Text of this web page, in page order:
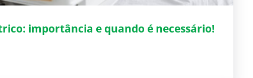
importância e quando é necessário!